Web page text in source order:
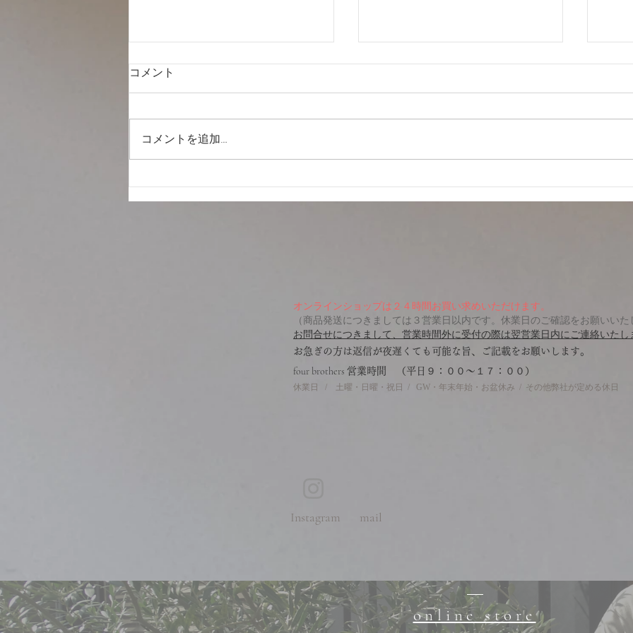
熊本地震
コメント
コメントを追加…
オンラインショップは２４時間お買い求めいただけます。
（商品発送につきましては３営業日以内です。休業日のご確認をお願いいた
お問合せにつきまして、営業時間外に受付の際は翌営業日内にご連絡いたし
​お急ぎの方は返信が夜遅くても可能な旨、ご記載をお願いします。
four brothers 営業時間 （平日９：００〜１７：００）
休業日 / 土曜・日曜・祝日 / GW・年末年始・お盆休み / その他弊社が定める休日
Instagram mail
online store